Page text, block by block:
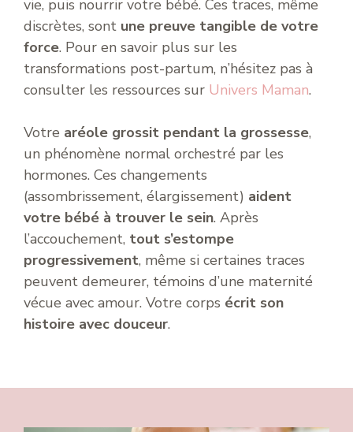
vie, puis nourrir votre bébé. Ces traces, même
discrètes, sont une preuve tangible de votre
force. Pour en savoir plus sur les
transformations post-partum, n’hésitez pas à
consulter les ressources sur Univers Maman.
Votre aréole grossit pendant la grossesse,
un phénomène normal orchestré par les
hormones. Ces changements
(assombrissement, élargissement) aident
votre bébé à trouver le sein. Après
l’accouchement, tout s’estompe
progressivement, même si certaines traces
peuvent demeurer, témoins d’une maternité
vécue avec amour. Votre corps écrit son
histoire avec douceur.